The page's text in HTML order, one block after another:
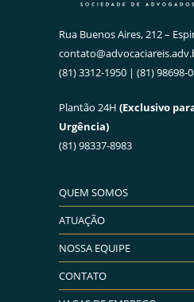
Rua Buenos Aires, 212 –
(81) 3312-1950 | (81) 98698-
Plantão 24H (Exclusivo
Urgência)
(81) 98337-8983
QUEM SOMOS
ATUAÇÃO
NOSSA EQUIPE
CONTATO